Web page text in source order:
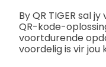
By QR TIGER sal
QR-kode-
voortdurende
voordelig is vir